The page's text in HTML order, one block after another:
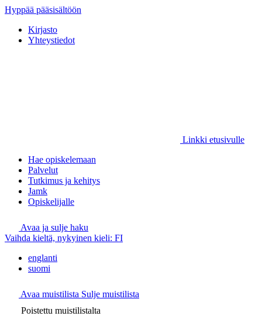
Hyppää pääsisältöön
Kirjasto
Yhteystiedot
Linkki etusivulle
Hae opiskelemaan
Palvelut
Tutkimus ja kehitys
Jamk
Opiskelijalle
Avaa ja sulje haku
Vaihda kieltä, nykyinen kieli: FI
englanti
suomi
Avaa muistilista Sulje muistilista
Poistettu muistilistalta